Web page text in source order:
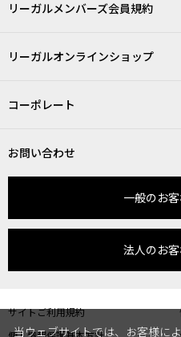
リーガルメンバーズ会員規約
リーガルオンラインショップ
コーポレート
お問い合わせ
一般のお
法人のお
サイトご利用規約
当ウェブサイトでは、お客様に